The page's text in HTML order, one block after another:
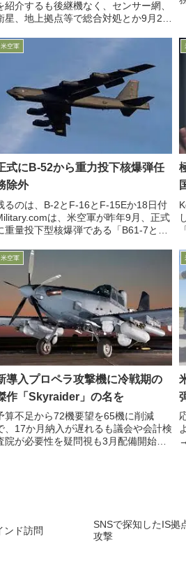
紹介するも後継機なく、センサー網、
星、地上拠点等で総合対処とか9月21
Offutt空軍基地に拠点を置く第55航空
の特殊情報収集機RCやWC-135を取り
米空軍
式にB-52から重力投下核爆弾任
除外
るのは、B-2とF-16とF-15Eか18日付
は、米空軍が昨年9月、正式
重量投下型核爆弾である「B61-7と
指示したと報じています実際には前線
隊では、数年前から重力...
米空軍
導入プロペラ攻撃機に冷戦期の
作「Skyraider」の名を
算不足から72機要望を65機に削減
、17か月納入が遅れるも議会や会計検
院が必要性を疑問視も3月配備開始前
ンド訪問
SNSで探知したIS拠
攻撃